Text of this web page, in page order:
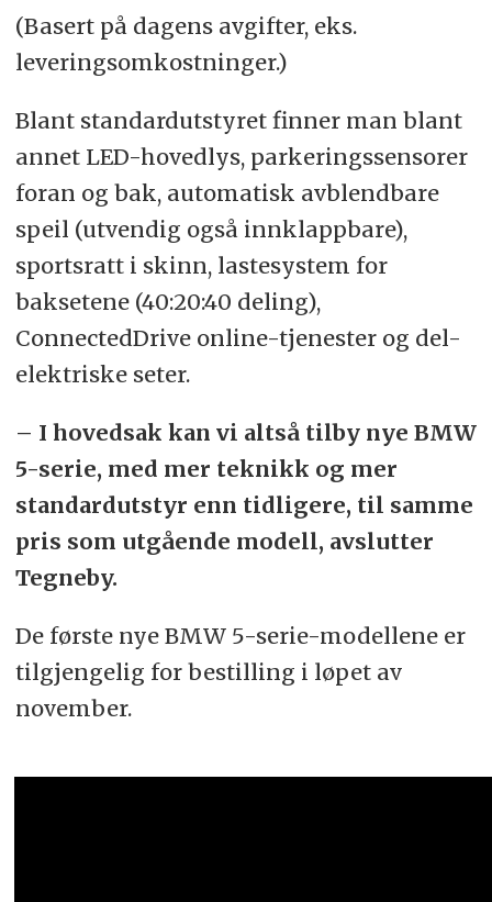
(Basert på dagens avgifter, eks.
leveringsomkostninger.)
Blant standardutstyret finner man blant
annet LED-hovedlys, parkeringssensorer
foran og bak, automatisk avblendbare
speil (utvendig også innklappbare),
sportsratt i skinn, lastesystem for
baksetene (40:20:40 deling),
ConnectedDrive online-tjenester og del-
elektriske seter.
– I hovedsak kan vi altså tilby nye BMW
5-serie, med mer teknikk og mer
standardutstyr enn tidligere, til samme
pris som utgående modell, avslutter
Tegneby.
De første nye BMW 5-serie-modellene er
tilgjengelig for bestilling i løpet av
november.